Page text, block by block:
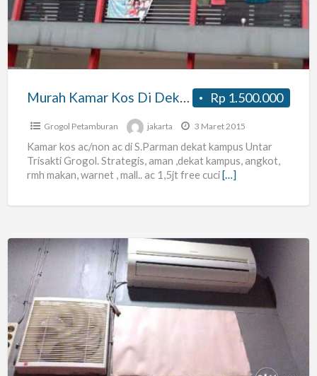
Di
Kampus
Untar
Rp 1.500.000
Murah Kamar Kos Di Dekat Kampus Untar Grogol
Grogol Petamburan jakarta 3 Maret 2015
Kamar kos ac/non ac di S.Parman dekat kampus Untar
Trisakti Grogol. Strategis, aman ,dekat kampus, angkot,
rmh makan, warnet , mall.. ac 1,5jt free cuci […]
Kost
Ac,
Exhaustfan,
Springbed,
Lemari,
Rak